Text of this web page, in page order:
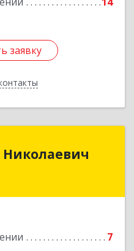
заявку
заявку
Николаевич
7
Николаевич